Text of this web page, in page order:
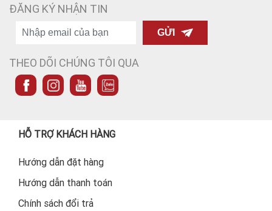
ĐĂNG KÝ NHẬN TIN
GỬI
THEO DÕI CHÚNG TÔI QUA
HỖ TRỢ KHÁCH HÀNG
Hướng dẫn đặt hàng
Hướng dẫn thanh toán
Chính sách đổi trả